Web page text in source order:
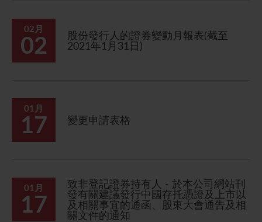
02月
02
股份發行人的證券變動月報表(截至
2021年1月31日)
01月
17 變更申請表格
01月
17
致非登記證券持有人 - 於本公司網站刊
發有關建議發行中國存托憑證及上市以
及相關事宜的通函、股東大會通告及相
關文件的通知